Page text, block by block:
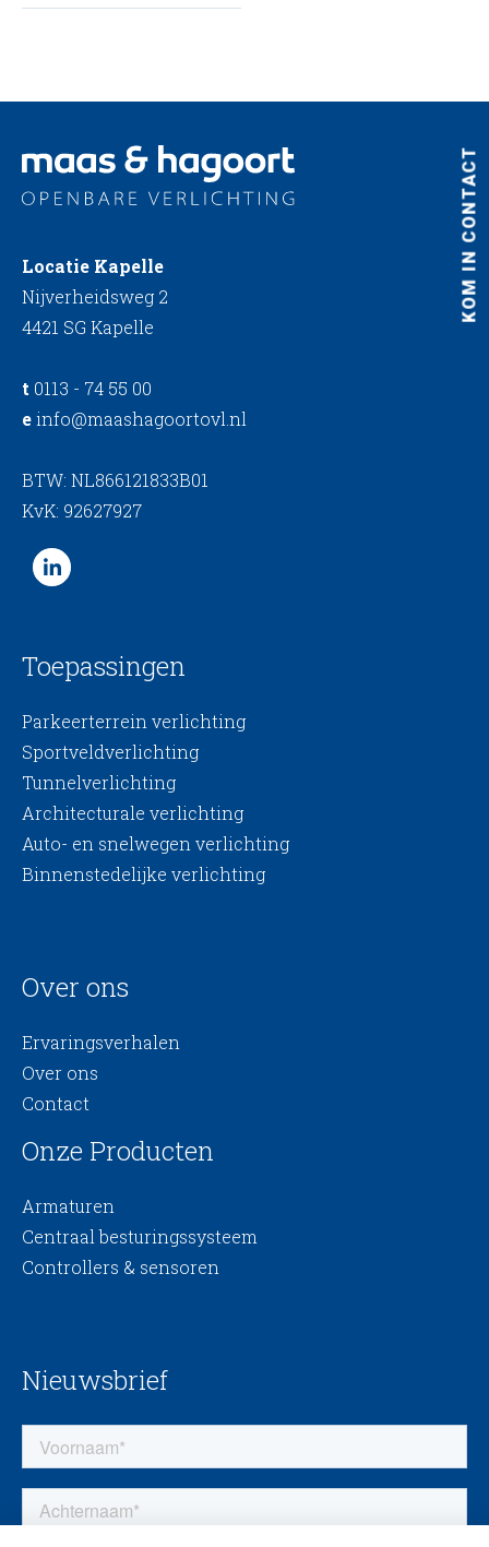
KOM IN CONTACT
Locatie Kapelle
Nijverheidsweg 2
4421 SG Kapelle
t 0113 - 74 55 00
einfo@maashagoortovl.nl
BTW: NL866121833B01
KvK: 92627927
Toepassingen
Parkeerterrein verlichting
Sportveldverlichting
Tunnelverlichting
Architecturale verlichting
Auto- en snelwegen verlichting
Binnenstedelijke verlichting
Over ons
Ervaringsverhalen
Over ons
Contact
Onze Producten
Armaturen
Centraal besturingssysteem
Controllers & sensoren
Nieuwsbrief